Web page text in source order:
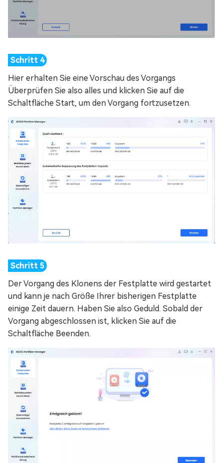
Hier erhalten Sie eine Vorschau des Vorgangs
Überprüfen Sie also alles und klicken Sie auf die
Schaltfläche Start, um den Vorgang fortzusetzen.
Der Vorgang des Klonens der Festplatte wird gestartet
und kann je nach Größe Ihrer bisherigen Festplatte
einige Zeit dauern. Haben Sie also Geduld. Sobald der
Vorgang abgeschlossen ist, klicken Sie auf die
Schaltfläche Beenden.